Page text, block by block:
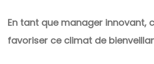
En tant que manager innovant,
favoriser ce climat de